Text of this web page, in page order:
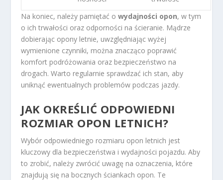
Na koniec, należy pamiętać owydajności opon, w tym
o ich trwałości oraz odporności na ścieranie. Mądrze
dobierając opony letnie, uwzględniając wyżej
wymienione czynniki, można znacząco poprawić
komfort podróżowania oraz bezpieczeństwo na
drogach. Warto regularnie sprawdzać ich stan, aby
uniknąć ewentualnych problemów podczas jazdy.
JAK OKREŚLIĆ ODPOWIEDNI
ROZMIAR OPON LETNICH?
Wybór odpowiedniego rozmiaru opon letnich jest
kluczowy dla bezpieczeństwa i wydajności pojazdu. Aby
to zrobić, należy zwrócić uwagę na oznaczenia, które
znajdują się na bocznych ściankach opon. Te